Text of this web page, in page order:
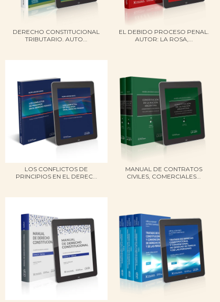
DERECHO CONSTITUCIONAL
TRIBUTARIO​. AUTO...
EL DEBIDO PROCESO PENAL.
AUTOR: LA ROSA,...
LOS CONFLICTOS DE
PRINCIPIOS EN EL DEREC...
MANUAL DE CONTRATOS
CIVILES, COMERCIALES...